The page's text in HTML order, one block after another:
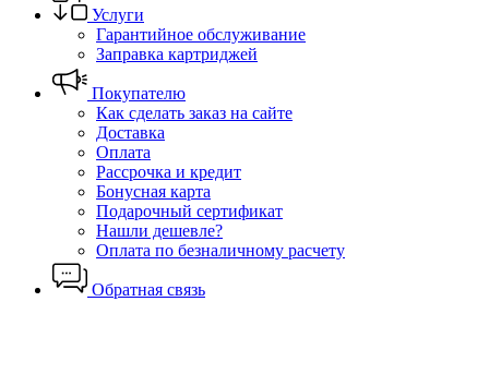
Услуги
Гарантийное обслуживание
Заправка картриджей
Покупателю
Как сделать заказ на сайте
Доставка
Оплата
Рассрочка и кредит
Бонусная карта
Подарочный сертификат
Нашли дешевле?
Оплата по безналичному расчету
Обратная связь